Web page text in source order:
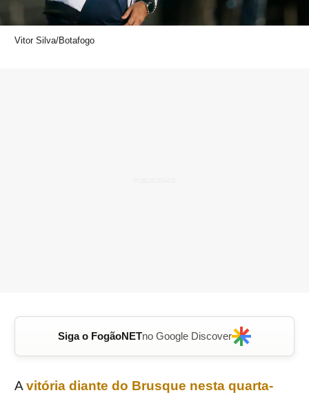
Vitor Silva/Botafogo
Siga o FogãoNETno Google Discover
Avitória diante do Brusque nesta quarta-